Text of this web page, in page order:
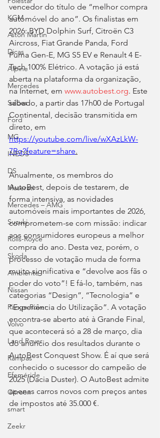
KGM
Aston Martin
Dicas
Alpine
Mercedes
Salões
Ford
MG
INEOS
DS
Maserati
Mercedes – AMG
Suzuki
Rolls-Royce
Skoda
Ambiente
Nissan
Range Rover
Volvo
Land Rover
Rampas
Efeméride
Citroën
smart
Zeekr
vencedor do título de “melhor compra
automóvel do ano”. Os finalistas em
2026: BYD Dolphin Surf, Citroën C3
Aircross, Fiat Grande Panda, Ford
Puma Gen-E, MG S5 EV e Renault 4 E-
Tech 100% Elétrico. A votação já está
aberta na plataforma da organização,
na Internet, em www.autobest.org. Este
sábado, a partir das 17h00 de Portugal
Continental, decisão transmitida em
direto, em
https://youtube.com/live/wXAzLkW-
7Rg?feature=share.
Anualmente, os membros do
AutoBest, depois de testarem, de
forma intensiva, as novidades
automóveis mais importantes de 2026,
comprometem-se com missão: indicar
aos consumidores europeus a melhor
compra do ano. Desta vez, porém, o
processo de votação muda de forma
muito significativa e “devolve aos fãs o
poder do voto”! E fá-lo, também, nas
categorias “Design”, “Tecnologia” e
“Experiência do Utilização”. A votação
encontra-se aberto até à Grande Final,
que acontecerá só a 28 de março, dia
do anúncio dos resultados durante o
AutoBest Conquest Show. É aí que será
conhecido o sucessor do campeão de
2025 (Dacia Duster). O AutoBest admite
apenas carros novos com preços antes
de impostos até 35.000 €.